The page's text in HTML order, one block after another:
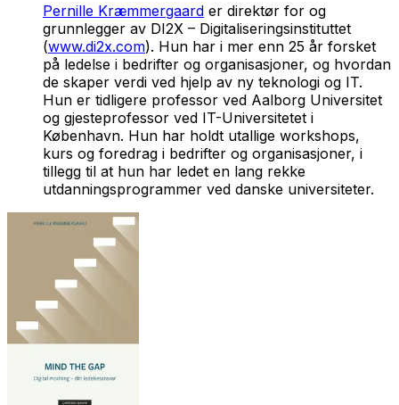
Pernille Kræmmergaard er direktør for og
grunnlegger av DI2X – Digitaliseringsinstituttet
(www.di2x.com). Hun har i mer enn 25 år forsket
på ledelse i bedrifter og organisasjoner, og hvordan
de skaper verdi ved hjelp av ny teknologi og IT.
Hun er tidligere professor ved Aalborg Universitet
og gjesteprofessor ved IT-Universitetet i
København. Hun har holdt utallige workshops,
kurs og foredrag i bedrifter og organisasjoner, i
tillegg til at hun har ledet en lang rekke
utdanningsprogrammer ved danske universiteter.